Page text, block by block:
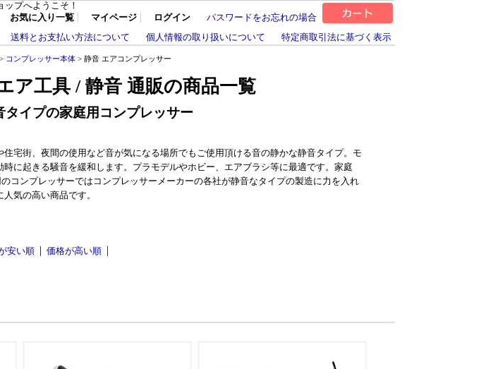
プへようこそ！
お気に入り一覧
マイページ ログイン
パスワードをお忘れの場合
送料とお支払い方法について
個人情報の取り扱いについて 特定商取引法に基づく表示
> コンプレッサー本体 > 静音 エアコンプレッサー
ア工具 / 静音 通販の商品一覧
イプの家庭用コンプレッサー
住宅街、夜間の使用など音が気になる場所でもご使用頂ける音の静かな静音タイプ。モ
時に起きる騒音を緩和します。プラモデルやホビー、エアブラシ等に最適です。家庭
コンプレッサーではコンプレッサーメーカーの各社が静音なタイプの製造に力を入れ
人気の高い商品です。
安い順 価格が高い順